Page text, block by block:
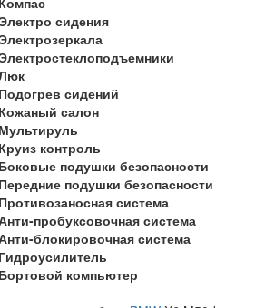
сидения
Подогрев сидений
Кожаный салон
Мультируль
Круиз контроль
Боковые подушки безопасности
Передние подушки безопасности
Противозаносная система
пробуксовочная система
блокировочная система
Гидроусилитель
Бортовой компьютер